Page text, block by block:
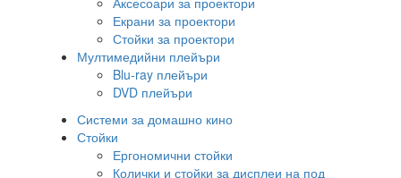
Екрани за проектори
Стойки за проектори
Мултимедийни плейъри
Blu-ray плейъри
DVD плейъри
Системи за домашно кино
Стойки
Ергономични стойки
Колички и стойки за дисплеи на под